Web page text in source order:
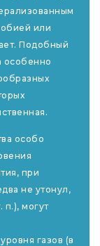
или
Подобный
особенно
особо
при
не утонул,
п.), могут
газов (в